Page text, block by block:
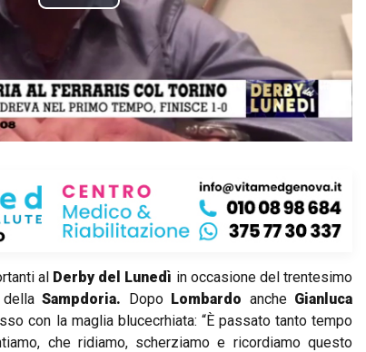
P
l
a
i
e
o
al Derby del Lunedì in occasione del trentesimo
della Sampdoria. Dopo Lombardo anche Gianluca
con la maglia blucecrhiata: “È passato tanto tempo
che ridiamo, scherziamo e ricordiamo questo